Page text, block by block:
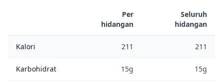
Per
hidangan
Seluruh
hidangan
Kalori 211 211
Karbohidrat 15g 15g